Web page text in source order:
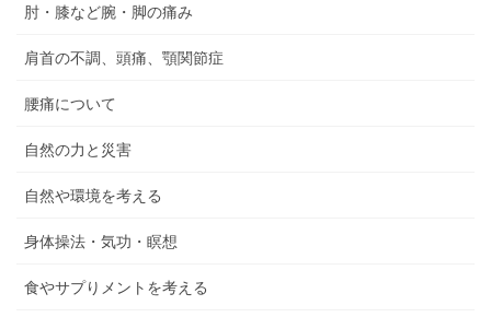
肘・膝など腕・脚の痛み
肩首の不調、頭痛、顎関節症
腰痛について
自然の力と災害
自然や環境を考える
身体操法・気功・瞑想
食やサプりメントを考える